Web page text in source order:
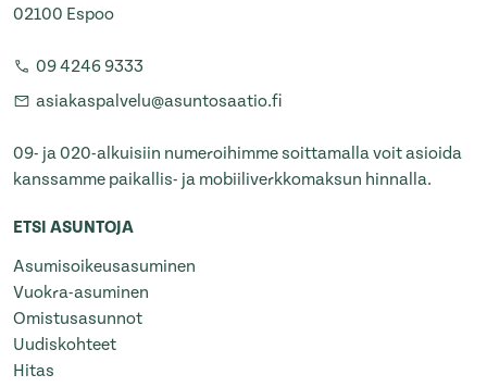
02100 Espoo
09 4246 9333
asiakaspalvelu@asuntosaatio.fi
09- ja 020-alkuisiin numeroihimme soittamalla voit asioida
kanssamme paikallis- ja mobiiliverkkomaksun hinnalla.
ETSI ASUNTOJA
Asumisoikeusasuminen
Vuokra-asuminen
Omistusasunnot
Uudiskohteet
Hitas